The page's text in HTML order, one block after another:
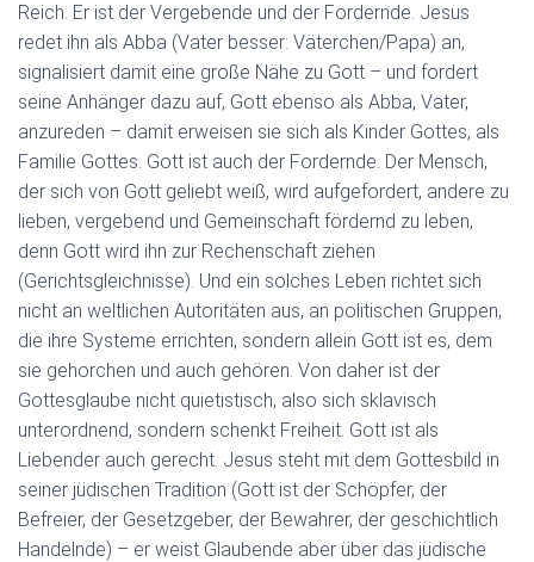
Reich. Er ist der Vergebende und der Fordernde. Jesus
redet ihn als Abba (Vater besser: Väterchen/Papa) an,
signalisiert damit eine große Nähe zu Gott – und fordert
seine Anhänger dazu auf, Gott ebenso als Abba, Vater,
anzureden – damit erweisen sie sich als Kinder Gottes, als
Familie Gottes. Gott ist auch der Fordernde. Der Mensch,
der sich von Gott geliebt weiß, wird aufgefordert, andere zu
lieben, vergebend und Gemeinschaft fördernd zu leben,
denn Gott wird ihn zur Rechenschaft ziehen
(Gerichtsgleichnisse). Und ein solches Leben richtet sich
nicht an weltlichen Autoritäten aus, an politischen Gruppen,
die ihre Systeme errichten, sondern allein Gott ist es, dem
sie gehorchen und auch gehören. Von daher ist der
Gottesglaube nicht quietistisch, also sich sklavisch
unterordnend, sondern schenkt Freiheit. Gott ist als
Liebender auch gerecht. Jesus steht mit dem Gottesbild in
seiner jüdischen Tradition (Gott ist der Schöpfer, der
Befreier, der Gesetzgeber, der Bewahrer, der geschichtlich
Handelnde) – er weist Glaubende aber über das jüdische